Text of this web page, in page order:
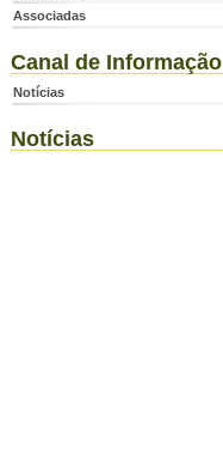
Associadas
Canal de Informação
Notícias
Notícias